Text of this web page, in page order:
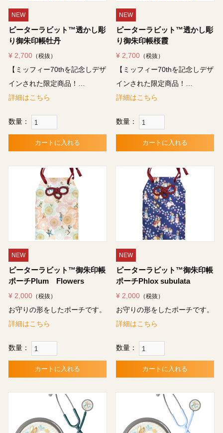
NEW
ピーターラビット™透かし彫
り御朱印帳牡丹
¥ 2,700 （税抜）
【ミッフィー70thを記念しデザ
インされた限定商品！…
詳細はこちら
数量：
カートに入れる
NEW
ピーターラビット™透かし彫
り御朱印帳桜霞
¥ 2,700 （税抜）
【ミッフィー70thを記念しデザ
インされた限定商品！…
詳細はこちら
数量：
カートに入れる
NEW
ピーターラビット™御朱印帳
ポーチPlum Flowers
¥ 2,000 （税抜）
お守りの形をしたポーチです。
詳細はこちら
数量：
カートに入れる
NEW
ピーターラビット™御朱印帳
ポーチPhlox subulata
¥ 2,000 （税抜）
お守りの形をしたポーチです。
詳細はこちら
数量：
カートに入れる